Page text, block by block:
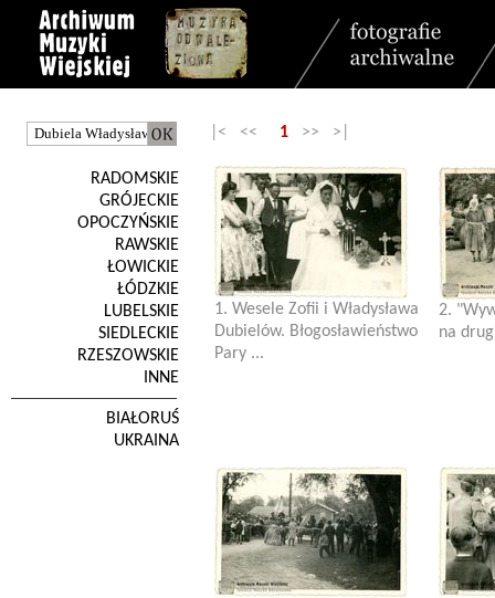
RADOMSKIE
GRÓJECKIE
OPOCZYŃSKIE
RAWSKIE
ŁOWICKIE
ŁÓDZKIE
LUBELSKIE
SIEDLECKIE
RZESZOWSKIE
INNE
BIAŁORUŚ
UKRAINA
|< << 1 >> >|
1. Wesele Zofii i Władysława
Dubielów. Błogosławieństwo
Pary ...
2.
na